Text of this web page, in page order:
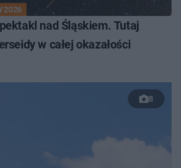
2026
nad Śląskiem. Tutaj
w całej okazałości
8